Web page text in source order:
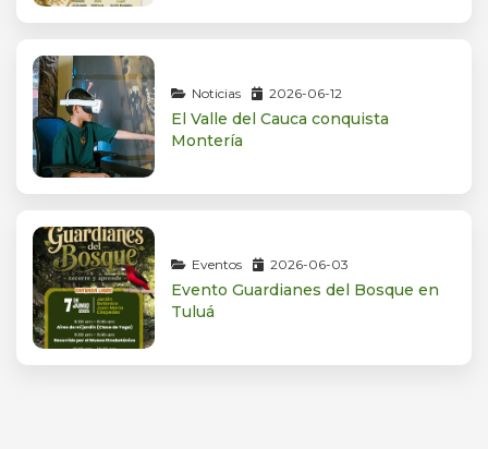
Noticias 2026-06-12
El Valle del Cauca conquista
Montería
Eventos 2026-06-03
Evento Guardianes del Bosque en
Tuluá